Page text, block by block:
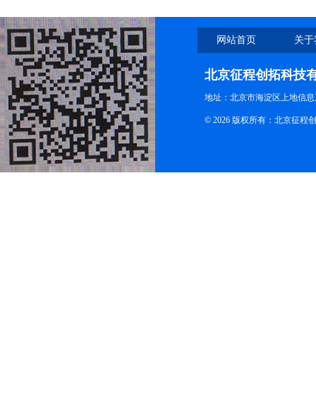
网站首页 关
北京征程创拓科技
地址：北京市海淀区上地信
© 2026 版权所有：北京征程